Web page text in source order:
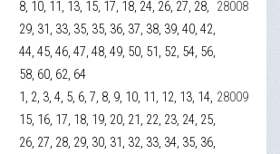
8, 10, 11, 13, 15, 17, 18, 24, 26, 27, 28,
29, 31, 33, 35, 35, 36, 37, 38, 39, 40, 42,
44, 45, 46, 47, 48, 49, 50, 51, 52, 54, 56,
58, 60, 62, 64
28008
1, 2, 3, 4, 5, 6, 7, 8, 9, 10, 11, 12, 13, 14,
15, 16, 17, 18, 19, 20, 21, 22, 23, 24, 25,
26, 27, 28, 29, 30, 31, 32, 33, 34, 35, 36,
28009